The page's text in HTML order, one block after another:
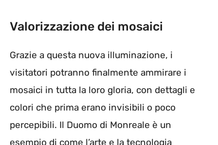
Valorizzazione dei mosaici
Grazie a questa nuova illuminazione, i
visitatori potranno finalmente ammirare i
mosaici in tutta la loro gloria, con dettagli e
colori che prima erano invisibili o poco
percepibili. Il Duomo di Monreale è un
esempio di come l’arte e la tecnologia